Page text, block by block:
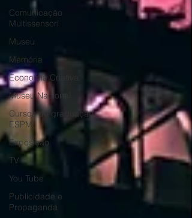
Comunicação
Multissensori
Museu
Memória
Economia Criativa
Museu Nacional
Cursos de graduação
ESPM
Exposição
TV
You Tube
Publicidade e
Propaganda